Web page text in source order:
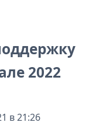
2022
в 21:26